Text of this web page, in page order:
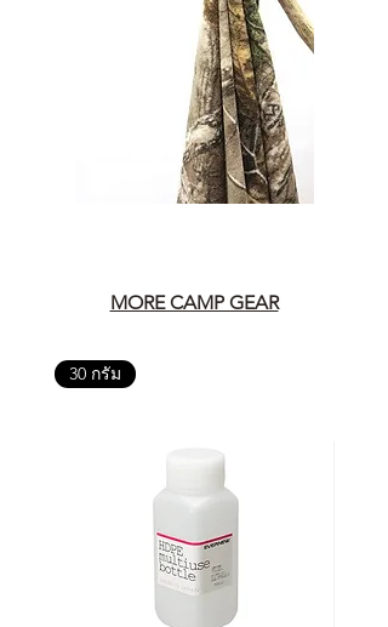
MORE CAMP GEAR
30 กรัม